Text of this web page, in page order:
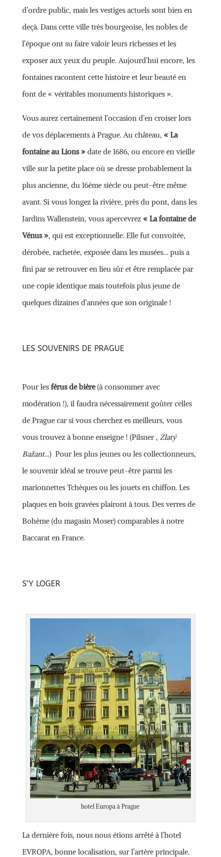
d’ordre public, mais les vestiges actuels sont bien en
deçà. Dans cette ville très bourgeoise, les nobles de
l’époque ont su faire valoir leurs richesses et les
exposer aux yeux du peuple. Aujourd’hui encore, les
fontaines racontent cette histoire et leur beauté en
font de « véritables monuments historiques ».
Vous aurez certainement l’occasion d’en croiser lors
de vos déplacements à Prague. Au château, « La
fontaine au Lions »date de 1686, ou encore en vieille
ville sur la petite place où se dresse probablement la
plus ancienne, du 16ème siècle ou peut-être même
avant. Si vous longez la rivière, près du pont, dans les
Jardins Wallenstein, vous apercevrez « La fontaine de
Vénus », qui est exceptionnelle. Elle fut convoitée,
dérobée, rachetée, exposée dans les musées… puis a
fini par se retrouver en lieu sûr et être remplacée par
une copie identique mais toutefois plus jeune de
quelques dizaines d’années que son originale !
LES SOUVENIRS DE PRAGUE
Pour les férus de bière(à consommer avec
modération !), il faudra nécessairement goûter celles
de Prague car si vous cherchez es meilleurs, vous
vous trouvez à bonne enseigne ! (Pilsner , Zlatý
Bažant…) Pour les plus jeunes ou les collectionneurs,
le souvenir idéal se trouve peut-être parmi les
marionnettes Tchèques ou les jouets en chiffon. Les
plaques en bois gravées plairont à tous. Des verres de
Bohème (du magasin Moser) comparables à notre
Baccarat en France.
S’Y LOGER
hotel Europa à Prague
La dernière fois, nous nous étions arrêté à l’hotel
EVROPA, bonne localisation, sur l’artère principale.